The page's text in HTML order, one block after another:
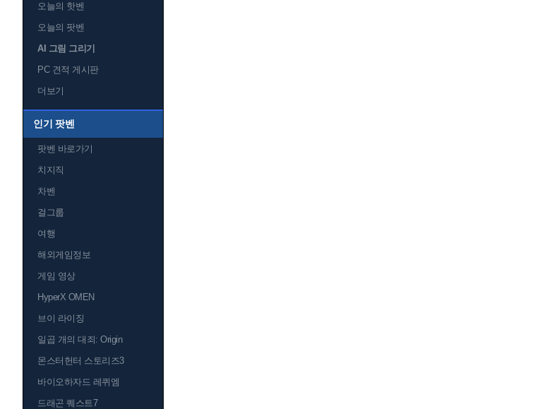
오늘의 핫벤
오늘의 팟벤
AI 그림 그리기
PC 견적 게시판
더보기
인기 팟벤
팟벤 바로가기
치지직
차벤
걸그룹
여행
해외게임정보
게임 영상
HyperX OMEN
브이 라이징
일곱 개의 대죄: Origin
몬스터헌터 스토리즈3
바이오하자드 레퀴엠
드래곤 퀘스트7